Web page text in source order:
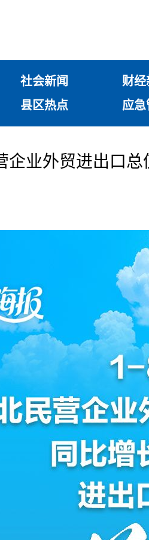
社会新闻 财经
县区热点 应急
企业外贸进出口